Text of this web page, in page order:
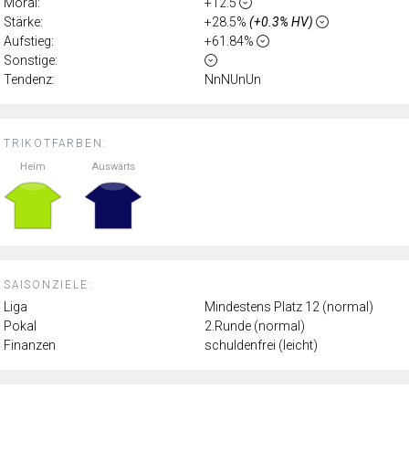
TRIKOTFARBEN:
Heim Auswärts
SAISONZIELE:
Liga
Mindestens Platz 12 (normal)
Pokal
2.Runde (normal)
Finanzen
schuldenfrei (leicht)
Stärke:
+28.5% (+0.3% HV)
Aufstieg:
+61.84%
Sonstige:
Tendenz:
NnNUnUn